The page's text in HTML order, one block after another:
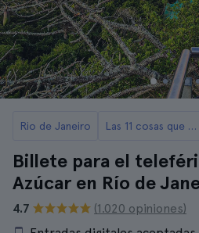
Rio de Janeiro Las 11 cosas que ver y hacer en Rio de Janeiro
Billete para el
Azúcar en Río de
4.7
(1.020 opiniones)